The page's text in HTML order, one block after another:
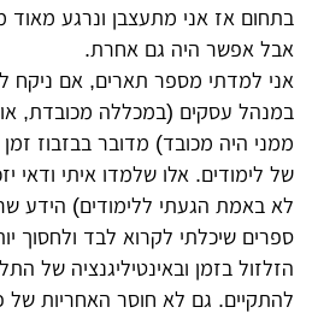
בתחום אז אני מתעצבן ונרגע מאוד
אבל אפשר היה גם אחרת.
אני למדתי מספר תארים, אם ניקח
במנהל עסקים (במכללה מכובדת,
ממני היה מכובד) מדובר בבזבוז
של לימודים. אלו שלמדו איתי ודאי
לא באמת הגעתי ללימודים) הידע
ספרים שיכלתי לקרוא לבד ולחסוך
הזלזול בזמן ובאינטיליגנציה של
להתקיים. גם לא חוסר האחריות